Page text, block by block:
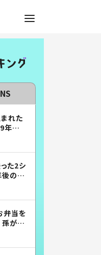
れた
年後
た2シ
の姿
弁当を
が絶